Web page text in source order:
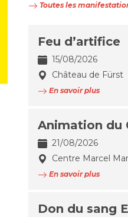
Toutes les
Feu d’artifice
15/08/2026
Château de Fürst
En savoir plus
Animation du
21/08/2026
Centre Marcel
En savoir plus
Don du sang